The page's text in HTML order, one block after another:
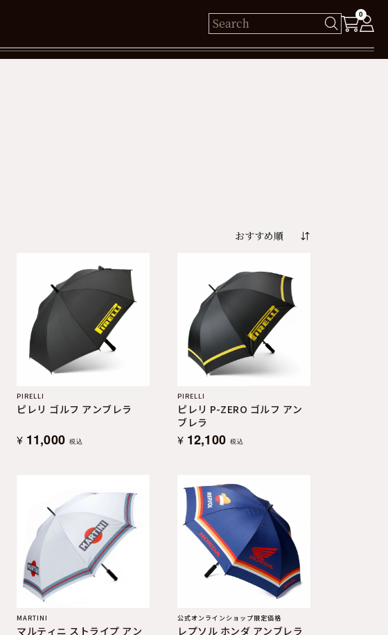
0
PIRELLI
ピレリ ゴルフ アンブレラ
¥ 11,000 税込
PIRELLI
ピレリ P-ZERO ゴルフ アン
ブレラ
¥ 12,100 税込
MARTINI
マルティニ ストライプ アン
公式オンラインショップ限定価格
レプソル ホンダ アンブレラ